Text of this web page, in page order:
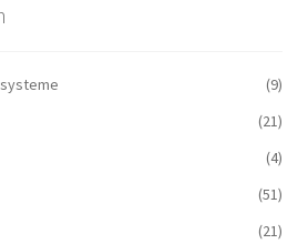
(9)
(21)
(4)
(51)
(21)